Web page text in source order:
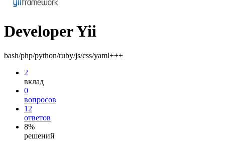
Developer Yii
bash/php/python/ruby/js/css/yaml+++
2
вклад
0
вопросов
12
ответов
8%
решений